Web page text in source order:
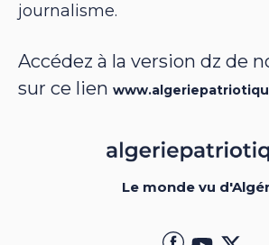
journalisme.
Accédez à la version dz de
sur ce lien
Le monde vu